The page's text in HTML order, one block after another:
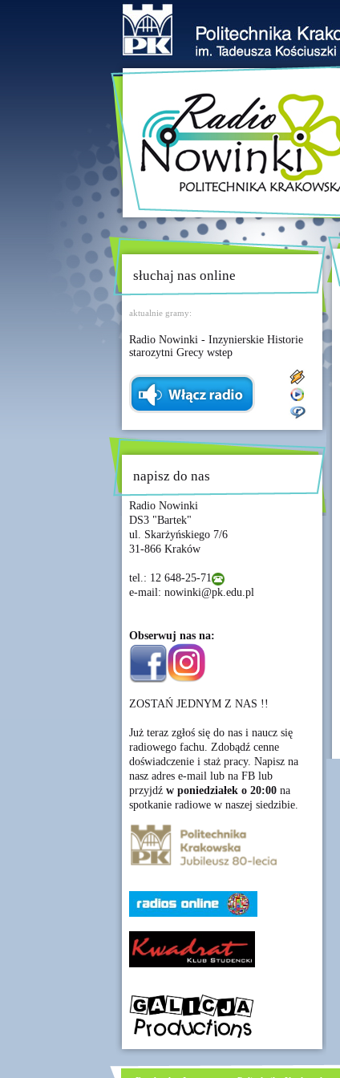
słuchaj nas online
aktualnie gramy:
Radio Nowinki - Inzynierskie Historie
starozytni Grecy wstep
napisz do nas
Radio Nowinki
DS3 "Bartek"
ul. Skarżyńskiego 7/6
31-866 Kraków
tel.: 12 648-25-71
e-mail: nowinki@pk.edu.pl
Obserwuj nas na:
ZOSTAŃ JEDNYM Z NAS !!
Już teraz zgłoś się do nas i naucz się
radiowego fachu. Zdobądź cenne
doświadczenie i staż pracy. Napisz na
nasz adres e-mail lub na FB lub
przyjdź w poniedziałek o 20:00na
spotkanie radiowe w naszej siedzibie.